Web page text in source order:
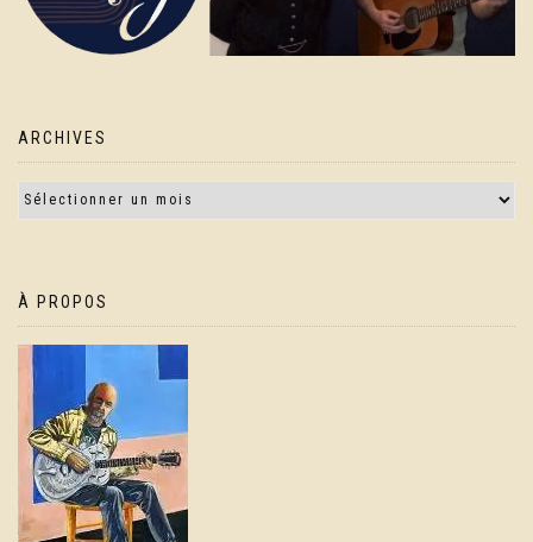
ARCHIVES
À PROPOS